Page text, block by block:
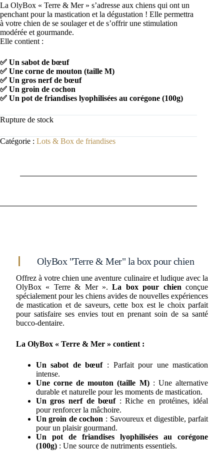
La OlyBox « Terre & Mer » s’adresse aux chiens qui ont un
penchant pour la mastication et la dégustation ! Elle permettra
à votre chien de se soulager et de s’offrir une stimulation
modérée et gourmande.
Elle contient :
✅ Un sabot de bœuf
✅ Une corne de mouton (taille M)
✅ Un gros nerf de bœuf
✅ Un groin de cochon
✅ Un pot de friandises lyophilisées au corégone (100g)
Rupture de stock
Catégorie : Lots & Box de friandises
OlyBox "Terre & Mer" la box pour chien
Offrez à votre chien une aventure culinaire et ludique avec la
OlyBox « Terre & Mer ».La box pour chien conçue
spécialement pour les chiens avides de nouvelles expériences
de mastication et de saveurs, cette box est le choix parfait
pour satisfaire ses envies tout en prenant soin de sa santé
bucco-dentaire.
La OlyBox « Terre & Mer » contient :
Un sabot de bœuf: Parfait pour une mastication
intense.
Une corne de mouton (taille M): Une alternative
durable et naturelle pour les moments de mastication.
Un gros nerf de bœuf: Riche en protéines, idéal
pour renforcer la mâchoire.
Un groin de cochon : Savoureux et digestible, parfait
pour un plaisir gourmand.
Un pot de friandises lyophilisées au corégone
(100g): Une source de nutriments essentiels.